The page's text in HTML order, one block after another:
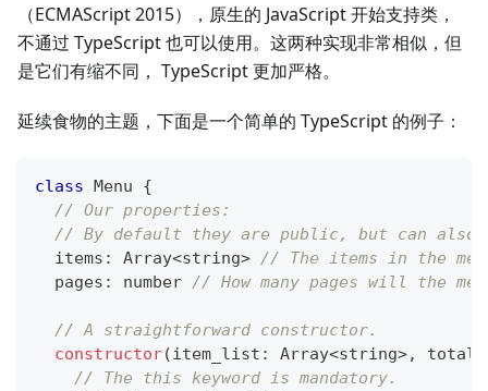
（ECMAScript 2015），原生的 JavaScript 开始支持类，
不通过 TypeScript 也可以使用。这两种实现非常相似，但
是它们有缩不同， TypeScript 更加严格。
延续食物的主题，下面是一个简单的 TypeScript 的例子：
class Menu
{
// Our properties:
// By default they are public, but can also
  items
: Array<string> // The items in the
  pages
: number // How many pages will the
// A straightforward constructor.
constructor(item_list : Array<string>,
// The this keyword is mandatory.